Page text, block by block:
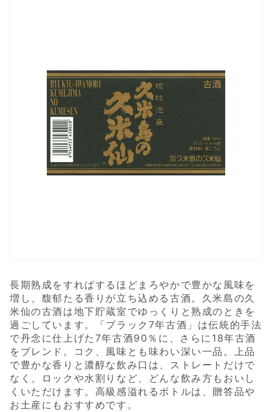
長期熟成をすればするほどまろやかで豊かな風味を
増し、馥郁たる香りが立ち込める古酒。久米島の久
米仙の古酒は地下貯蔵室でゆっくりと熟成のときを
過ごしています。「ブラック7年古酒」は伝統的手法
で丹念に仕上げた7年古酒90％に、さらに18年古酒
をブレンド。コク、風味とも味わい深い一品。上品
で豊かな香りと濃醇な飲み口は、ストレートだけで
なく、ロックや水割りなど、どんな飲み方もおいし
くいただけます。高級感溢れるボトルは、贈答品や
お土産にもおすすめです。